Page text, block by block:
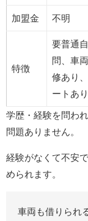
加盟金 不明
特徴
要普通
問、車
修あり
ートあり
学歴・経験を問わ
問題ありません。
経験がなくて不安
められます。
車両も借りられ